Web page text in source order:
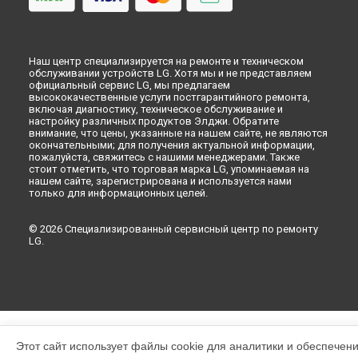
Наш центр специализируется на ремонте и техническом
обслуживании устройств LG. Хотя мы и не представляем
официальный сервис LG, мы предлагаем
высококачественные услуги постгарантийного ремонта,
включая диагностику, техническое обслуживание и
настройку различных продуктов Элджи. Обратите
внимание, что цены, указанные на нашем сайте, не являются
окончательными; для получения актуальной информации,
пожалуйста, свяжитесь с нашими менеджерами. Также
стоит отметить, что торговая марка LG, упоминаемая на
нашем сайте, зарегистрирована и используется нами
только для информационных целей.
© 2026 Специализированный сервисный центр по ремонту
LG.
Этот сайт использует файлы cookie для аналитики и